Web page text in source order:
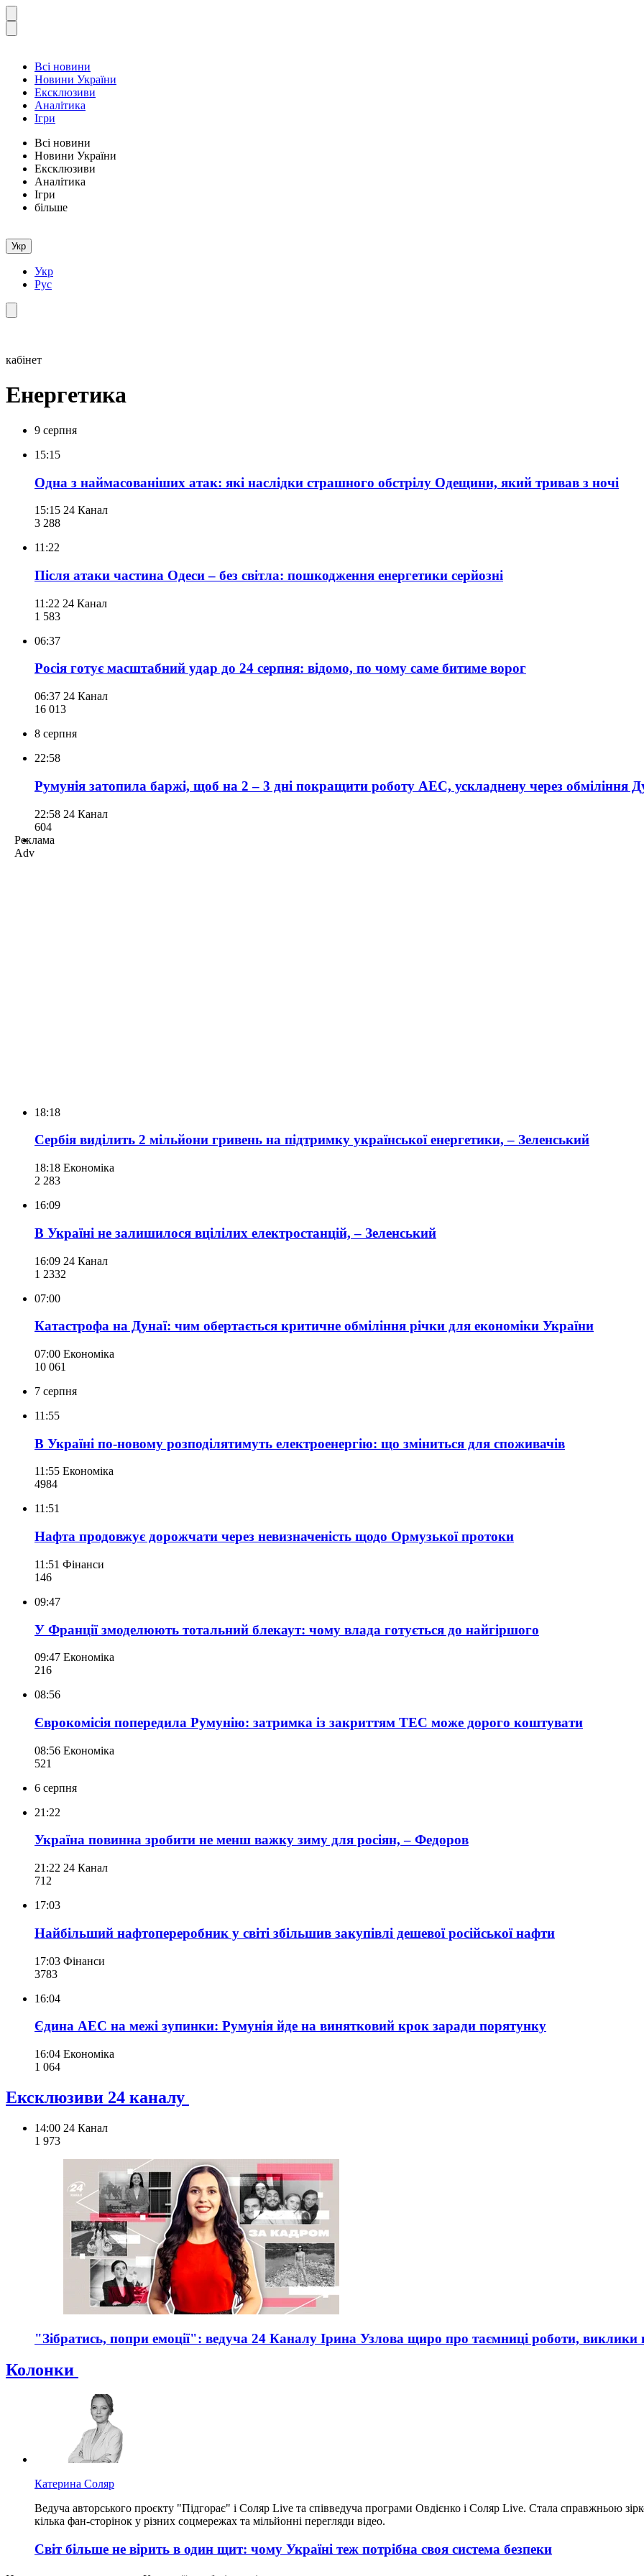
Всі новини
Новини України
Ексклюзиви
Аналітика
Ігри
Всі новини
Новини України
Ексклюзиви
Аналітика
Ігри
більше
Укр
Укр
Рус
кабінет
Енергетика
9 серпня
15:15
Одна з наймасованіших атак: які наслідки страшного обстрілу Одещини, який тривав з ночі
15:15 24 Канал
3 288
11:22
Після атаки частина Одеси – без світла: пошкодження енергетики серйозні
11:22 24 Канал
1 583
06:37
Росія готує масштабний удар до 24 серпня: відомо, по чому саме битиме ворог
06:37 24 Канал
16 013
8 серпня
22:58
Румунія затопила баржі, щоб на 2 – 3 дні покращити роботу АЕС, ускладнену через обміління
22:58 24 Канал
604
Реклама
Adv
18:18
Сербія виділить 2 мільйони гривень на підтримку української енергетики, – Зеленський
18:18 Економіка
2 283
16:09
В Україні не залишилося вцілілих електростанцій, – Зеленський
16:09 24 Канал
1 2332
07:00
Катастрофа на Дунаї: чим обертається критичне обміління річки для економіки України
07:00 Економіка
10 061
7 серпня
11:55
В Україні по-новому розподілятимуть електроенергію: що зміниться для споживачів
11:55 Економіка
4984
11:51
Нафта продовжує дорожчати через невизначеність щодо Ормузької протоки
11:51 Фінанси
146
09:47
У Франції змоделюють тотальний блекаут: чому влада готується до найгіршого
09:47 Економіка
216
08:56
Єврокомісія попередила Румунію: затримка із закриттям ТЕС може дорого коштувати
08:56 Економіка
521
6 серпня
21:22
Україна повинна зробити не менш важку зиму для росіян, – Федоров
21:22 24 Канал
712
17:03
Найбільший нафтопереробник у світі збільшив закупівлі дешевої російської нафти
17:03 Фінанси
3783
16:04
Єдина АЕС на межі зупинки: Румунія йде на винятковий крок заради порятунку
16:04 Економіка
1 064
Ексклюзиви 24 каналу
14:00 24 Канал
1 973
"Зібратись, попри емоції": ведуча 24 Каналу Ірина Узлова щиро про таємниці роботи, виклики
Колонки
Катерина Соляр
Ведуча авторського проєкту "Підгорає" і Соляр Live та співведуча програми Овдієнко і Соляр Live. Стала справжньою
кілька фан-сторінок у різних соцмережах та мільйонні перегляди відео.
Світ більше не вірить в один щит: чому Україні теж потрібна своя система безпеки